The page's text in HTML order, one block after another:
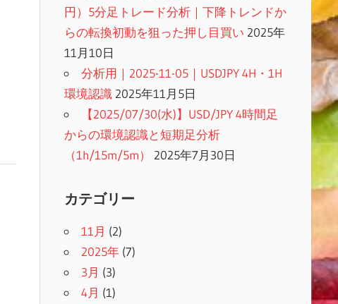
円）5分足トレード分析｜下降トレンドか
らの転換初動を狙った押し目買い 2025年
11月10日
分析用｜2025-11-05｜USDJPY 4H・1H
環境認識 2025年11月5日
【2025/07/30(水)】USD/JPY 4時間足
からの環境認識と短期足分析
（1h/15m/5m）
2025年7月30日
カテゴリー
11月 (2)
2025年(7)
3月 (3)
4月 (1)